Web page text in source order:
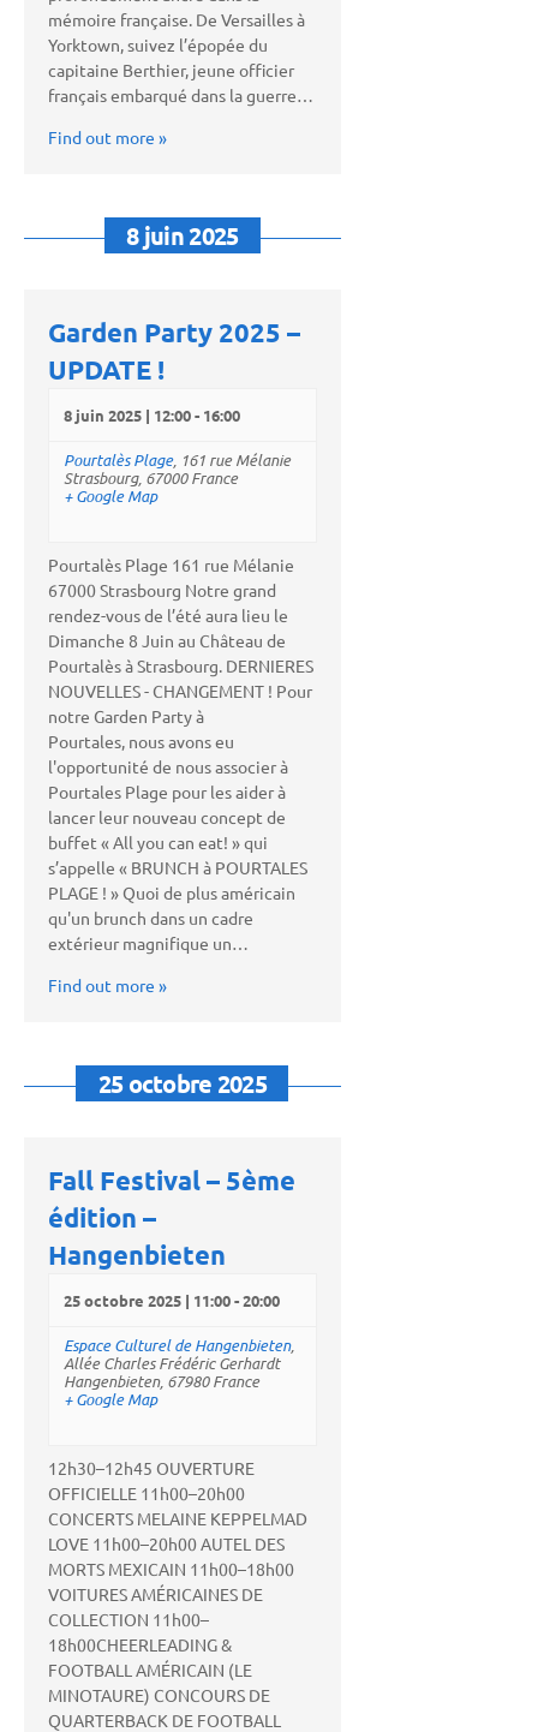
mémoire française. De Versailles à
Yorktown, suivez l’épopée du
capitaine Berthier, jeune officier
français embarqué dans la guerre…
Find out more »
8 juin 2025
Garden Party 2025 –
UPDATE !
8 juin 2025 | 12:00- 16:00
Pourtalès Plage, 161 rue Mélanie
Strasbourg, 67000 France
+ Google Map
Pourtalès Plage 161 rue Mélanie
67000 Strasbourg Notre grand
rendez-vous de l’été aura lieu le
Dimanche 8 Juin au Château de
Pourtalès à Strasbourg. DERNIERES
NOUVELLES - CHANGEMENT ! Pour
notre Garden Party à
Pourtales, nous avons eu
l'opportunité de nous associer à
Pourtales Plage pour les aider à
lancer leur nouveau concept de
buffet « All you can eat! » qui
s’appelle « BRUNCH à POURTALES
PLAGE ! » Quoi de plus américain
qu'un brunch dans un cadre
extérieur magnifique un…
Find out more »
25 octobre 2025
Fall Festival – 5ème
édition –
Hangenbieten
25 octobre 2025 | 11:00-20:00
Espace Culturel de Hangenbieten,
Allée Charles Frédéric Gerhardt
Hangenbieten, 67980 France
+ Google Map
12h30–12h45 OUVERTURE
OFFICIELLE 11h00–20h00
CONCERTS MELAINE KEPPELMAD
LOVE 11h00–20h00 AUTEL DES
MORTS MEXICAIN 11h00–18h00
VOITURES AMÉRICAINES DE
COLLECTION 11h00–
18h00CHEERLEADING &
FOOTBALL AMÉRICAIN (LE
MINOTAURE) CONCOURS DE
QUARTERBACK DE FOOTBALL